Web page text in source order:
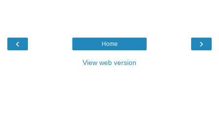
‹ ›
Home
View web version